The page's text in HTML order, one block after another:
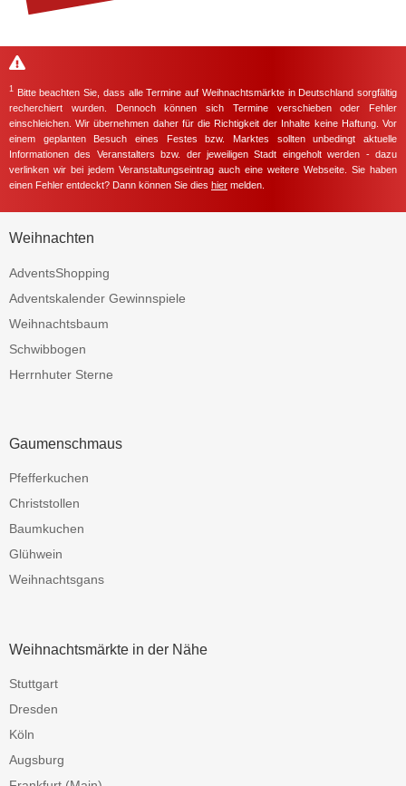
1 Bitte beachten Sie, dass alle Termine auf Weihnachtsmärkte in Deutschland sorgfältig
recherchiert wurden. Dennoch können sich Termine verschieben oder Fehler
einschleichen. Wir übernehmen daher für die Richtigkeit der Inhalte keine Haftung. Vor
einem geplanten Besuch eines Festes bzw. Marktes sollten unbedingt aktuelle
Informationen des Veranstalters bzw. der jeweiligen Stadt eingeholt werden - dazu
verlinken wir bei jedem Veranstaltungseintrag auch eine weitere Webseite. Sie haben
einen Fehler entdeckt? Dann können Sie dies hier melden.
Weihnachten
AdventsShopping
Adventskalender Gewinnspiele
Weihnachtsbaum
Schwibbogen
Herrnhuter Sterne
Gaumenschmaus
Pfefferkuchen
Christstollen
Baumkuchen
Glühwein
Weihnachtsgans
Weihnachtsmärkte in der Nähe
Stuttgart
Dresden
Köln
Augsburg